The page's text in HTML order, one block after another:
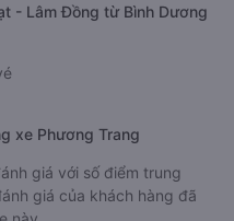
- Lâm Đồng từ Bình Dương
xe Phương Trang
giá với số điểm trung
giá của khách hàng đã